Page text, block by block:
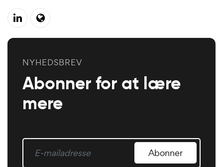
NYHEDSBREV
Abonner for at lære
mere
Abonner